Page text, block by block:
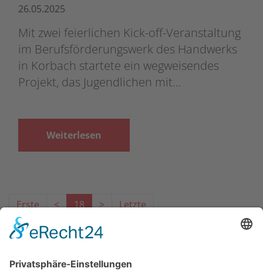
26.05.2025
Mit zwei feierlichen Kick-off-Veranstaltung
im Berufsförderungswerk des Handwerks
in Korbach startete ein wegweisendes
Projekt, das Jugendlichen mit…
Weiterlesen
Erste < 18 > Letzte
Das Projekt zur Implementierung der Einheitlichen